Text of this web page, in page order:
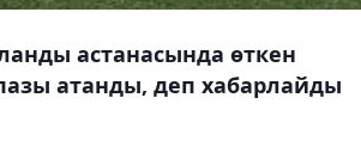
астанасында өткен
атанды, деп хабарлайды